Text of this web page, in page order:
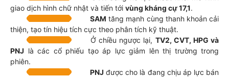
giao dịch hình chữ nhật và tiến tới vùng kháng cự 17,1.
SAM tăng mạnh cùng thanh khoản cải
thiện, tạo tín hiệu tích cực theo phân tích kỹ thuật.
Ở chiều ngược lại, TV2, CVT, HPG và
PNJ là các cổ phiếu tạo áp lực giảm lên thị trường trong
phiên.
PNJ được cho là đang chịu áp lực bán